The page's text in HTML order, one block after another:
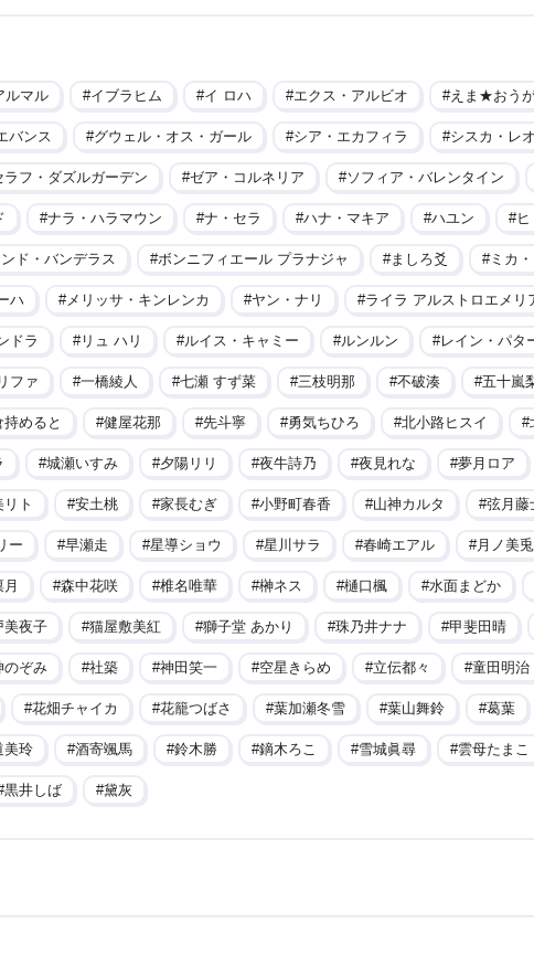
ルマル イブラヒム イ ロハ エクス・アルビオ えま★おう
バンス グウェル・オス・ガール シア・エカフィラ シスカ・レ
ラフ・ダズルガーデン ゼア・コルネリア ソフィア・バレンタイン
ナラ・ハラマウン ナ・セラ ハナ・マキア ハユン ヒ
ド・バンデラス ボンニフィエール プラナジャ ましろ爻 ミカ
ハ メリッサ・キンレンカ ヤン・ナリ ライラ アルストロエメリ
ドラ リュ ハリ ルイス・キャミー ルンルン レイン・パタ
ファ 一橋綾人 七瀬 すず菜 三枝明那 不破湊 五十嵐
持めると 健屋花那 先斗寧 勇気ちひろ 北小路ヒスイ
城瀬いすみ 夕陽リリ 夜牛詩乃 夜見れな 夢月ロア
ト 安土桃 家長むぎ 小野町春香 山神カルタ 弦月藤
ー 早瀬走 星導ショウ 星川サラ 春崎エアル 月ノ美兎
森中花咲 椎名唯華 榊ネス 樋口楓 水面まどか
美夜子 猫屋敷美紅 獅子堂 あかり 珠乃井ナナ 甲斐田晴
のぞみ 社築 神田笑一 空星きらめ 立伝都々 童田明治
花畑チャイカ 花籠つばさ 葉加瀬冬雪 葉山舞鈴 葛葉
美玲 酒寄颯馬 鈴木勝 鏑木ろこ 雪城眞尋 雲母たまこ
黒井しば 黛灰